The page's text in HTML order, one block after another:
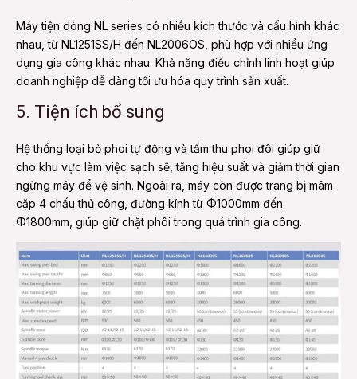
Máy tiện dòng NL series có nhiều kích thước và cấu hình khác
nhau, từ NL1251SS/H đến NL2006OS, phù hợp với nhiều ứng
dụng gia công khác nhau. Khả năng điều chỉnh linh hoạt giúp
doanh nghiệp dễ dàng tối ưu hóa quy trình sản xuất.
5. Tiện ích bổ sung
Hệ thống loại bỏ phoi tự động và tấm thu phoi đôi giúp giữ
cho khu vực làm việc sạch sẽ, tăng hiệu suất và giảm thời gian
ngừng máy để vệ sinh. Ngoài ra, máy còn được trang bị mâm
cặp 4 chấu thủ công, đường kính từ Φ1000mm đến
Φ1800mm, giúp giữ chặt phôi trong quá trình gia công.